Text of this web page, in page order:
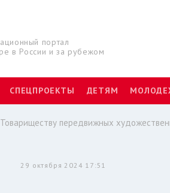
портал
в России и за рубежом
СПЕЦПРОЕКТЫ ДЕТЯМ
передвижных
29 октября 2024 17:51